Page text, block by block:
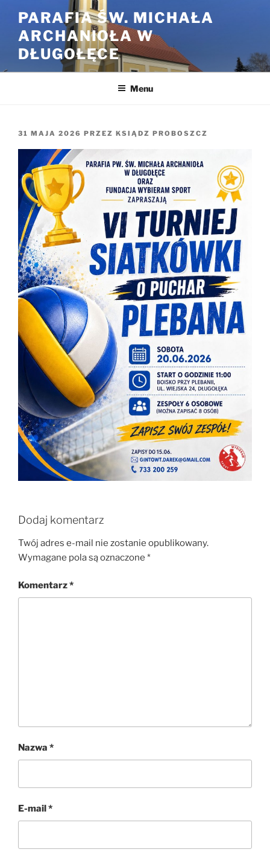
treści
PARAFIA ŚW. MICHAŁA
ARCHANIOŁA W
DŁUGOŁĘCE
Menu
OPUBLIKOWANE
31 MAJA 2026 PRZEZ KSIĄDZ PROBOSZCZ
Dodaj komentarz
Twój adres e-mail nie zostanie opublikowany.
Wymagane pola są oznaczone *
Komentarz*
Nazwa *
E-mail*